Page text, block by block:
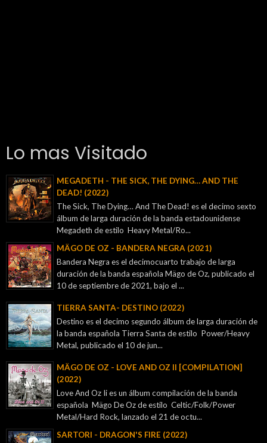
Lo mas Visitado
MEGADETH - THE SICK, THE DYING… AND THE
DEAD! (2022)
The Sick, The Dying… And The Dead! es el decimo sexto
álbum de larga duración de la banda estadounidense
Megadeth de estilo Heavy Metal/Ro...
MÄGO DE OZ - BANDERA NEGRA (2021)
Bandera Negra es el decimocuarto trabajo de larga
duración de la banda española Mägo de Oz, publicado el
10 de septiembre de 2021, bajo el ...
TIERRA SANTA- DESTINO (2022)
Destino es el decimo segundo álbum de larga duración de
la banda española Tierra Santa de estilo Power/Heavy
Metal, publicado el 10 de jun...
MÄGO DE OZ - LOVE AND OZ II [COMPILATION]
(2022)
Love And Oz Ii es un álbum compilación de la banda
española Mägo De Oz de estilo Celtic/Folk/Power
Metal/Hard Rock, lanzado el 21 de octu...
SARTORI - DRAGON'S FIRE (2022)